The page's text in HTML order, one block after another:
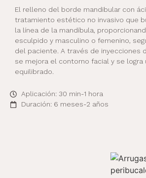
El relleno del borde mandibular con
tratamiento estético no invasivo que
la línea de la mandíbula,
esculpido y masculino o femenino,
del paciente. A través de inyecciones
se mejora el contorno facial y se logra
equilibrado.
Aplicación: 30 min-1 hora
Duración: 6 meses-2 años